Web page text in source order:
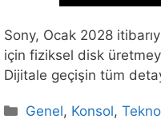
Sony, Ocak 2028
için fiziksel disk üretmeyi
Dijitale geçişin tüm
Kategoriler
Genel, Konsol,